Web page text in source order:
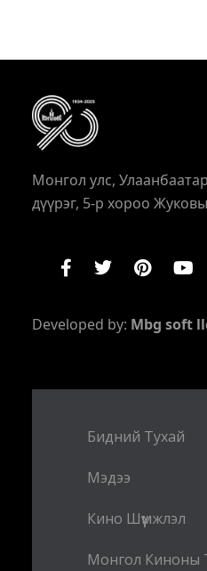
Монгол улс,
дүүрэг, 5-р хороо
Developed by: Mbg soft
Бидний Тухай
Мэдээ
Кино Шүүмжлэл
Монгол Киноны